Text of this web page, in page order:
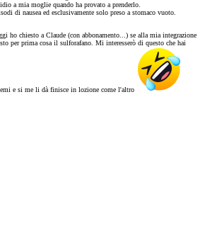
a mia moglie quando ha provato a prenderlo.
di nausea ed esclusivamente solo preso a stomaco vuoto.
ho chiesto a Claude (con abbonamento...) se alla mia integrazione
per prima cosa il sulforafano. Mi interesserò di questo che hai
e si me li dà finisce in lozione come l'altro